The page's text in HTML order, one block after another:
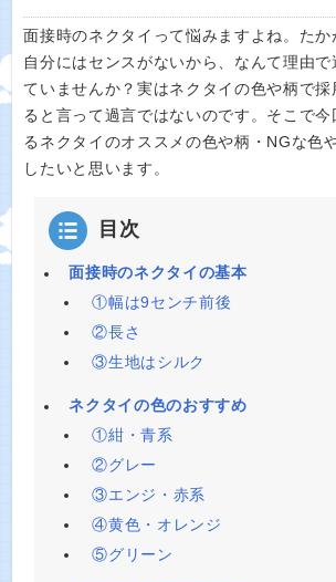
面接時のネクタイって悩みますよね。たか
自分にはセンスがないから、なんて理由で
ていませんか？実はネクタイの色や柄で
ると言って過言ではないのです。そこで
るネクタイのオススメの色や柄・NGな色
したいと思います。
目次
面接時のネクタイの基本
①幅は9センチ前後
②長さ
③生地はシルク
ネクタイの色のおすすめ
①紺・青系
②グレー
③エンジ・赤系
④黄色・オレンジ
⑤グリーン